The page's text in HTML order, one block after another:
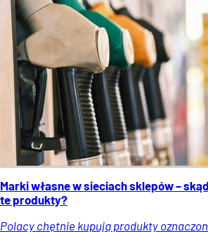
Marki własne w sieciach sklepów –
te produkty?
Polacy chętnie kupują produkty